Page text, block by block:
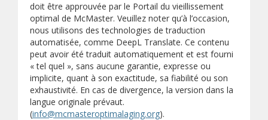
doit être approuvée par le Portail du vieillissement
optimal de McMaster. Veuillez noter qu’à l’occasion,
nous utilisons des technologies de traduction
automatisée, comme DeepL Translate. Ce contenu
peut avoir été traduit automatiquement et est fourni
« tel quel », sans aucune garantie, expresse ou
implicite, quant à son exactitude, sa fiabilité ou son
exhaustivité. En cas de divergence, la version dans la
langue originale prévaut.
(info@mcmasteroptimalaging.org).